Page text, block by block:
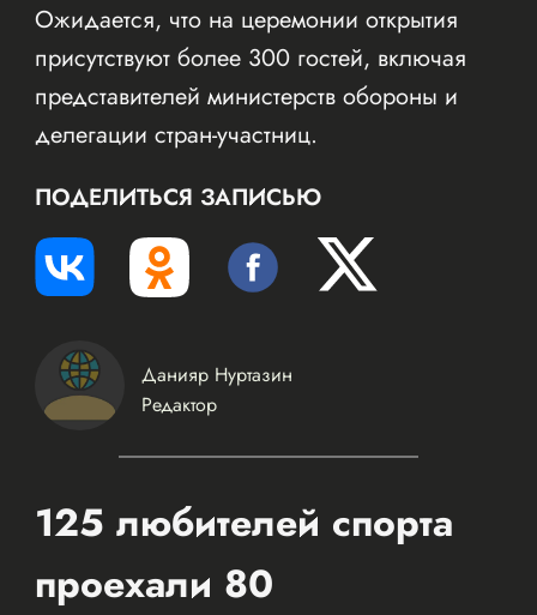
Ожидается, что на церемонии открытия
присутствуют более 300 гостей, включая
представителей министерств обороны и
делегации стран-участниц.
ПОДЕЛИТЬСЯ ЗАПИСЬЮ
Данияр Нуртазин
Редактор
125 любителей спорта
проехали 80